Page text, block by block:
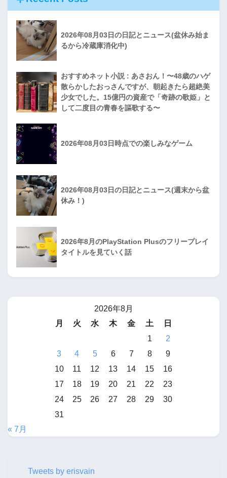
2026年08月03日の日記とニュース(盆休み始ま
るから冷蔵庫消化中)
おすすめネット小説 : あさおん！〜48歳のハゲ
散らかしたおっさんですが、朝起きたら超絶美
少女でした。15億円の資産で「奇跡の歌姫」と
して二度目の青春を謳歌する〜
2026年08月03日時点での楽しみなゲーム
2026年08月03日の日記とニュース(週末から盆
休み！)
2026年8月のPlayStation Plusのフリープレイ
タイトルを見ていく話
2026年8月
月
火 水 木 金 土
日
1
2
3
4 5 6 7 8
9
10
11 12 13 14 15
16
17
18 19 20 21 22
23
24
25 26 27 28 29
30
31
« 7月
Tweets by erisvain